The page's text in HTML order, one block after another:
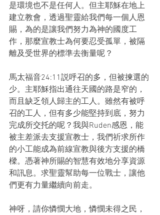
是環境也不是任何人。但主耶穌在地上
建立教會，透過聖靈給我們每一個人恩
賜，為的是讓我們努力為神的國度工
作，那麼宣教士為何要忍受孤單，被隔
離及受世界的標準去衡量呢？
馬太福音24:11説呼召的多，但被揀選的
少。主耶穌指出通往天國的路是窄的，
而且缺乏領人歸主的工人。雖然有被呼
召的工人，但有多少能堅持到底，努力
完成所交托的呢？我與Ruden感恩，能
被主差派去支援宣教士，我們祈求所作
的小工能成為前線宣教與後方支援的橋
樑。憑著神所賜的智慧有效地分享資源
和訊息。求聖靈幫助每一位戰士，讓他
們更有力量繼續向前走。
神呀，請你憐憫大地，憐憫未得之民，